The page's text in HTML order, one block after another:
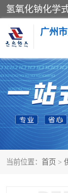
广州
当前位置： 首页 >
亚硝酸钠
纯碱
草酸
聚合氯化铝